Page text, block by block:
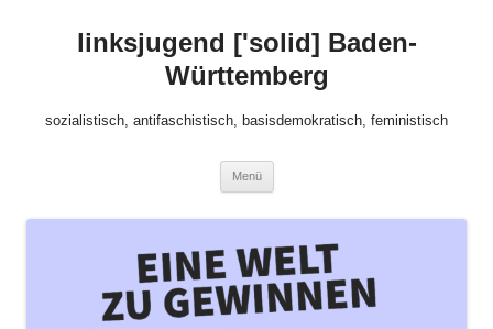
springenlinksjugend ['solid] Baden-
Württemberg
sozialistisch, antifaschistisch, basisdemokratisch, feministisch
Menü